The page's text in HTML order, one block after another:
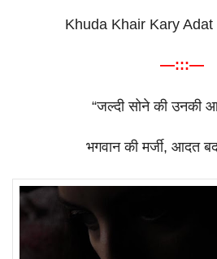
Khuda Khair Kary Adat
—:::—
“जल्दी सोने की उनकी
भगवान की मर्जी, आदत